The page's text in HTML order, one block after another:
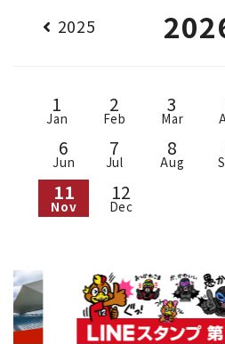
2025
1
Jan
2
Feb
3
Mar
6
Jun
7
Jul
8
Aug
11
Nov
12
Dec